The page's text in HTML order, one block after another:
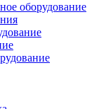
оборудование